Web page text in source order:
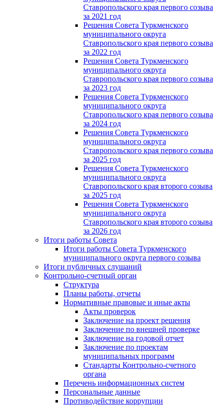
Ставропольского края первого созыва
за 2021 год
Решения Совета Туркменского
муниципального округа
Ставропольского края первого созыва
за 2022 год
Решения Совета Туркменского
муниципального округа
Ставропольского края первого созыва
за 2023 год
Решения Совета Туркменского
муниципального округа
Ставропольского края первого созыва
за 2024 год
Решения Совета Туркменского
муниципального округа
Ставропольского края первого созыва
за 2025 год
Решения Совета Туркменского
муниципального округа
Ставропольского края второго созыва
за 2025 год
Решения Совета Туркменского
муниципального округа
Ставропольского края второго созыва
за 2026 год
Итоги работы Совета
Итоги работы Совета Туркменского
муниципального округа первого созыва
Итоги публичных слушаний
Контрольно-счетный орган
Структура
Планы работы, отчеты
Нормативные правовые и иные акты
Акты проверок
Заключение на проект решения
Заключение по внешней проверке
Заключение на годовой отчет
Заключение по проектам
муниципальных программ
Стандарты Контрольно-счетного
органа
Перечень информационных систем
Персональные данные
Противодействие коррупции